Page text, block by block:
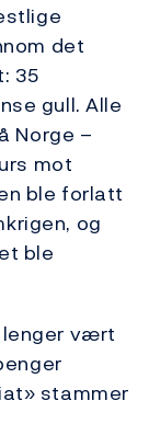
det
35
gull. Alle
Norge –
mot
ble forlatt
og
ble
lenger vært
stammer